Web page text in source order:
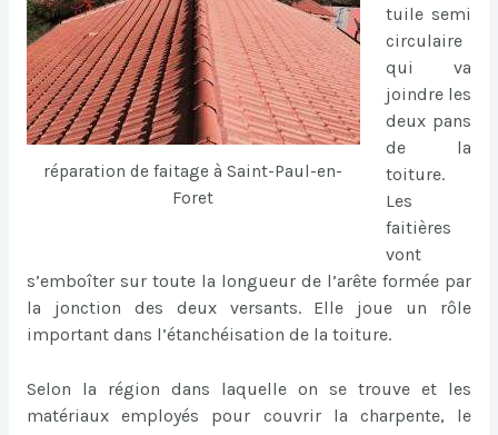
réparation de faitage à Saint-Paul-en-
Foret
tuile semi
circulaire
qui va
joindre les
deux pans
de la
toiture.
Les
faitières
vont
s’emboîter sur toute la longueur de l’arête formée par
la jonction des deux versants. Elle joue un rôle
important dans l’étanchéisation de la toiture.
Selon la région dans laquelle on se trouve et les
matériaux employés pour couvrir la charpente, le